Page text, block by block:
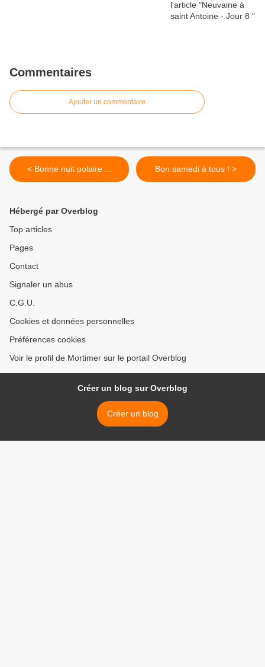
laisse pas entrer en tentation mais délivre-nous du Mal.
siècles des siècles. Amen.
Commentaires
Ajouter un commentaire
< Bonne nuit polaire ... Bon samedi à tous ! >
Hébergé par Overblog
Top articles
Pages
Contact
Signaler un abus
C.G.U.
Cookies et données personnelles
Préférences cookies
Voir le profil de Mortimer sur le portail Overblog
Créer un blog sur Overblog
Créer un blog